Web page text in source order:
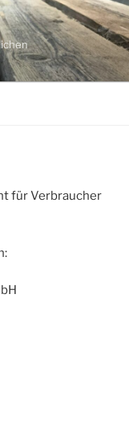
für Verbraucher